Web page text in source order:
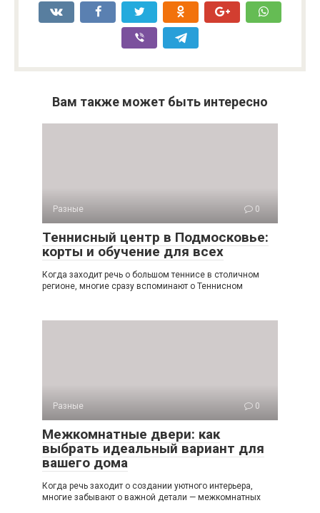
Вам также может быть интересно
Разные 0
Теннисный центр в Подмосковье:
корты и обучение для всех
Когда заходит речь о большом теннисе в столичном
регионе, многие сразу вспоминают о Теннисном
Разные 0
Межкомнатные двери: как
выбрать идеальный вариант для
вашего дома
Когда речь заходит о создании уютного интерьера,
многие забывают о важной детали — межкомнатных